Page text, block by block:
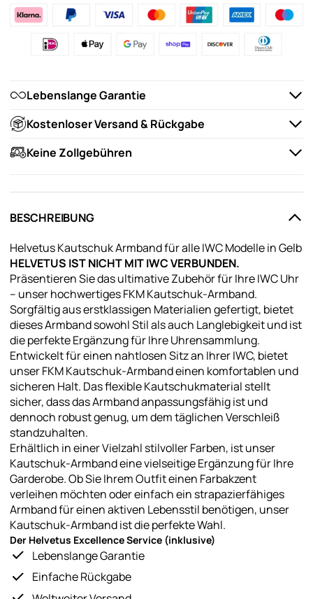
Lebenslange Garantie
Kostenloser Versand & Rückgabe
Keine Zollgebühren
BESCHREIBUNG
Helvetus Kautschuk Armband für alle IWC Modelle in Gelb
HELVETUS IST NICHT MIT IWC VERBUNDEN.
Präsentieren Sie das ultimative Zubehör für Ihre IWC Uhr
– unser hochwertiges FKM Kautschuk-Armband.
Sorgfältig aus erstklassigen Materialien gefertigt, bietet
dieses Armband sowohl Stil als auch Langlebigkeit und ist
die perfekte Ergänzung für Ihre Uhrensammlung.
Entwickelt für einen nahtlosen Sitz an Ihrer IWC, bietet
unser FKM Kautschuk-Armband einen komfortablen und
sicheren Halt. Das flexible Kautschukmaterial stellt
sicher, dass das Armband anpassungsfähig ist und
dennoch robust genug, um dem täglichen Verschleiß
standzuhalten.
Erhältlich in einer Vielzahl stilvoller Farben, ist unser
Kautschuk-Armband eine vielseitige Ergänzung für Ihre
Garderobe. Ob Sie Ihrem Outfit einen Farbakzent
verleihen möchten oder einfach ein strapazierfähiges
Armband für einen aktiven Lebensstil benötigen, unser
Kautschuk-Armband ist die perfekte Wahl.
Der Helvetus Excellence Service (inklusive)
Lebenslange Garantie
Einfache Rückgabe